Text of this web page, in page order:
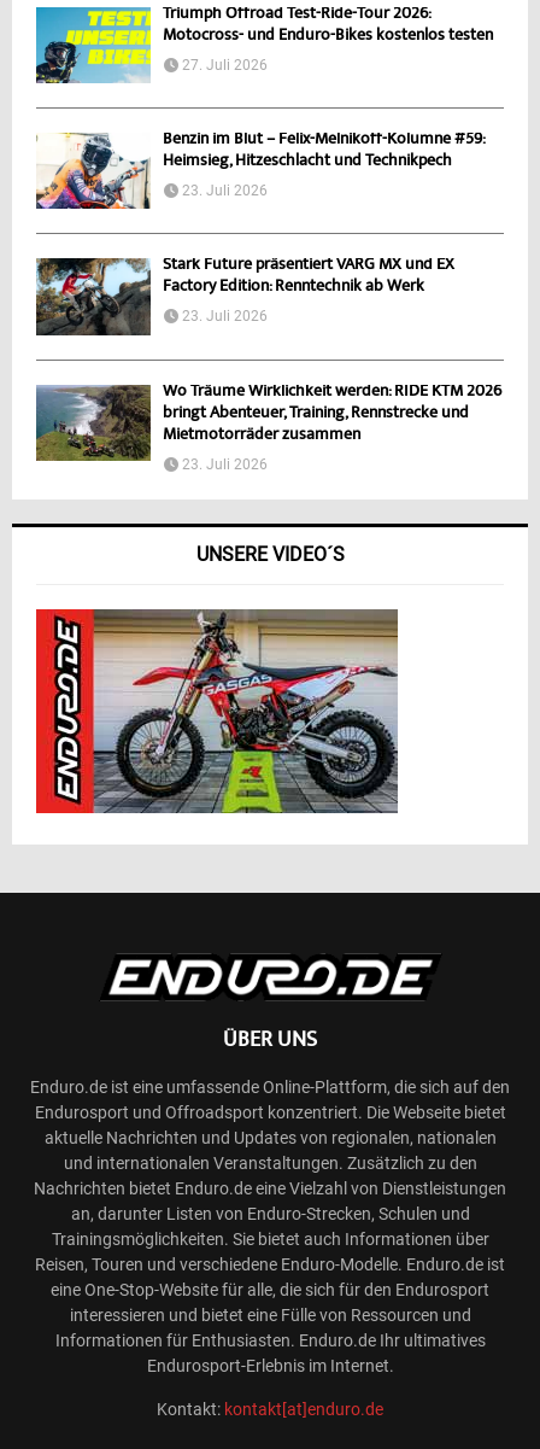
Triumph Offroad Test-Ride-Tour 2026:
Motocross- und Enduro-Bikes kostenlos testen
27. Juli 2026
Benzin im Blut – Felix-Melnikoff-Kolumne #59:
Heimsieg, Hitzeschlacht und Technikpech
23. Juli 2026
Stark Future präsentiert VARG MX und EX
Factory Edition: Renntechnik ab Werk
23. Juli 2026
Wo Träume Wirklichkeit werden: RIDE KTM 2026
bringt Abenteuer, Training, Rennstrecke und
Mietmotorräder zusammen
23. Juli 2026
UNSERE VIDEO´S
ÜBER UNS
Enduro.de ist eine umfassende Online-Plattform, die sich auf den
Endurosport und Offroadsport konzentriert. Die Webseite bietet
aktuelle Nachrichten und Updates von regionalen, nationalen
und internationalen Veranstaltungen. Zusätzlich zu den
Nachrichten bietet Enduro.de eine Vielzahl von Dienstleistungen
an, darunter Listen von Enduro-Strecken, Schulen und
Trainingsmöglichkeiten. Sie bietet auch Informationen über
Reisen, Touren und verschiedene Enduro-Modelle. Enduro.de ist
eine One-Stop-Website für alle, die sich für den Endurosport
interessieren und bietet eine Fülle von Ressourcen und
Informationen für Enthusiasten. Enduro.de Ihr ultimatives
Endurosport-Erlebnis im Internet.
Kontakt: kontakt[at]enduro.de